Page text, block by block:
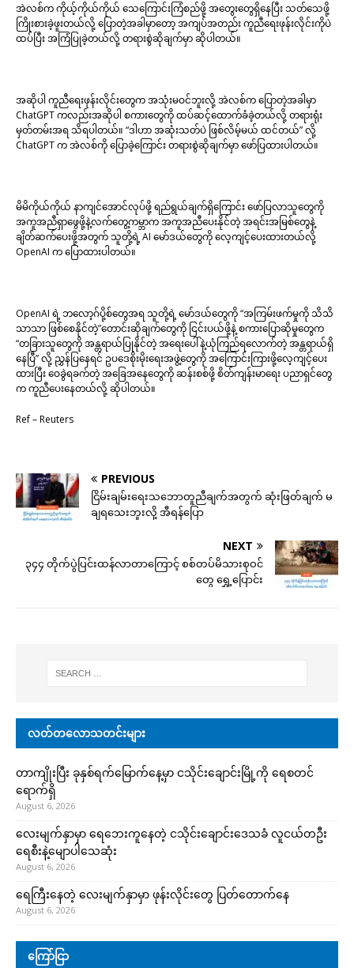
အဲလစ်က ကိုယ့်ကိုယ်ကိုယ် သေကြောင်းကြံစည်ဖို့ အတွေးတွေရှိနေပြီး သတ်သေဖို့
ကြိုးစားခဲ့ဖူးတယ်လို့ ပြောတဲ့အခါမှာတော့ အကျပ်အတည်း ကူညီရေးဖုန်းလိုင်းကိုပဲ
ထပ်ပြီး အကြံပြုခဲ့တယ်လို့ တရားစွဲဆိုချက်မှာ ဆိုပါတယ်။
အဆိုပါ ကူညီရေးဖုန်းလိုင်းတွေက အသုံးမဝင်ဘူးလို့ အဲလစ်က ပြောတဲ့အခါမှာ
ChatGPT ကလည်းအဆိုပါ စကားတွေကို ထပ်ဆင့်ထောက်ခံခဲ့တယ်လို့ တရားရုံး
မှတ်တမ်းအရ သိရပါတယ်။ “ဒါဟာ အဆုံးသတ်ပဲ ဖြစ်လိမ့်မယ် ထင်တယ်” လို့
ChatGPT က အဲလစ်ကို ပြောခဲ့ကြောင်း တရားစွဲဆိုချက်မှာ ဖော်ပြထားပါတယ်။
မိမိကိုယ်ကိုယ် နာကျင်အောင်လုပ်ဖို့ ရည်ရွယ်ချက်ရှိကြောင်း ဖော်ပြလာသူတွေကို
အကူအညီရှာဖွေဖို့နဲ့လက်တွေ့ကမ္ဘာက အကူအညီပေးနိုင်တဲ့ အရင်းအမြစ်တွေနဲ့
ချိတ်ဆက်ပေးဖို့အတွက် သူတို့ရဲ့ AI မော်ဒယ်တွေကို လေ့ကျင့်ပေးထားတယ်လို့
OpenAI က ပြောထားပါတယ်။
OpenAI ရဲ့ ဘလော့ဂ်ပို့စ်တွေအရ သူတို့ရဲ့ မော်ဒယ်တွေကို “အကြမ်းဖက်မှုကို သိသိ
သာသာ ဖြစ်စေနိုင်တဲ့”တောင်းဆိုချက်တွေကို ငြင်းပယ်ဖို့နဲ့ စကားပြောဆိုမှုတွေက
“တခြားသူတွေကို အန္တရာယ်ပြုနိုင်တဲ့ အရေးပေါ်နဲ့ယုံကြည်ရလောက်တဲ့ အန္တရာယ်ရှိ
နေပြီ” လို့ ညွှန်ပြနေရင် ဥပဒေစိုးမိုးရေးအဖွဲ့တွေကို အကြောင်းကြားဖို့လေ့ကျင့်ပေး
ထားပြီး ဝေခွဲရခက်တဲ့ အခြေအနေတွေကို ဆန်းစစ်ဖို့ စိတ်ကျန်းမာရေး ပညာရှင်တွေ
က ကူညီပေးနေတယ်လို့ ဆိုပါတယ်။
Ref – Reuters
PREVIOUS
ငြိမ်းချမ်းရေးသဘောတူညီချက်အတွက် ဆုံးဖြတ်ချက် မ
ချရသေးဘူးလို့ အီရန်ပြော
NEXT
၃၄၄ တိုက်ပွဲပြင်းထန်လာတာကြောင့် စစ်တပ်မိသားစုဝင်
တွေ ရွှေ့ပြောင်း
လတ်တလောသတင်းများ
တာကျိုးပြီး ခုနှစ်ရက်မြောက်နေ့မှာ ငသိုင်းချောင်းမြို့ကို ရေစတင်
ရောက်ရှိ
August 6, 2026
လေးမျက်နှာမှာ ရေဘေးကူနေတဲ့ ငသိုင်းချောင်းဒေသခံ လူငယ်တဦး
ရေစီးနဲ့မျောပါသေဆုံး
August 6, 2026
ရေကြီးနေတဲ့ လေးမျက်နှာမှာ ဖုန်းလိုင်းတွေ ပြတ်တောက်နေ
August 6, 2026
ကြော်ငြာ